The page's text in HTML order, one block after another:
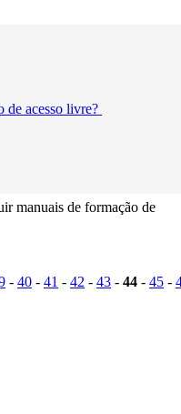
de acesso livre?
manuais de formação de
- 40 - 41 - 42 - 43 - 44 - 45 -